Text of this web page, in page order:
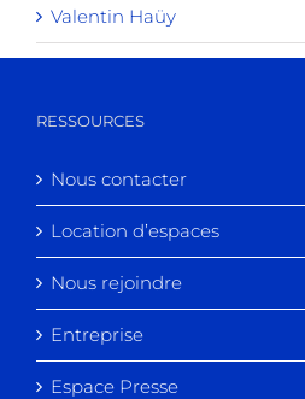
Valentin Haüy
RESSOURCES
Nous contacter
Location d’espaces
Nous rejoindre
Entreprise
Espace Presse